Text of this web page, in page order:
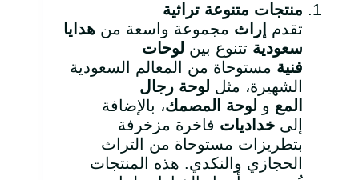
منتجات متنوعة تراثية
تقدم إراث مجموعة واسعة من هدايا
سعودية تتنوع بين لوحات
فنية مستوحاة من المعالم السعودية
الشهيرة، مثل لوحة رجال
المع و لوحة المصمك، بالإضافة
إلى خداديات فاخرة مزخرفة
بتطريزات مستوحاة من التراث
الحجازي والنكدي. هذه المنتجات